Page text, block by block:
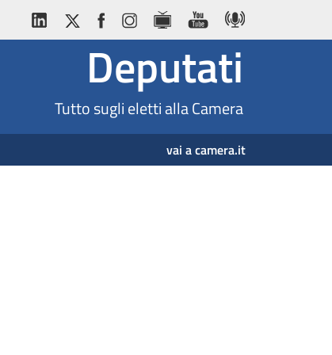
Deputati
Tutto sugli eletti alla Camera
vai a camera.it